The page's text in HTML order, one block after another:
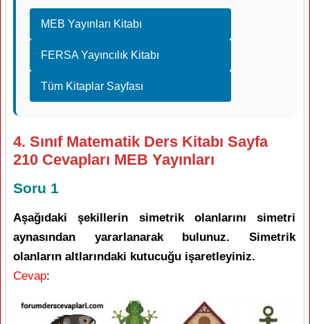
MEB Yayınları Kitabı
FERSA Yayıncılık Kitabı
Tüm Kitaplar Sayfası
4. Sınıf Matematik Ders Kitabı Sayfa
210 Cevapları MEB Yayınları
Soru 1
Aşağıdaki şekillerin simetrik olanlarını simetri
aynasından yararlanarak bulunuz. Simetrik
olanların altlarındaki kutucuğu işaretleyiniz.
Cevap: